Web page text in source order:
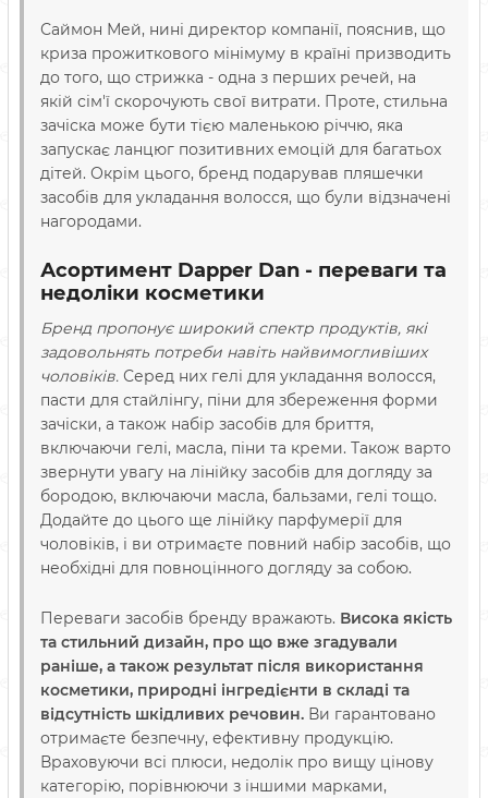
Саймон Мей, нині директор компанії, пояснив, що
криза прожиткового мінімуму в країні призводить
до того, що стрижка - одна з перших речей, на
якій сім'ї скорочують свої витрати. Проте, стильна
зачіска може бути тією маленькою річчю, яка
запускає ланцюг позитивних емоцій для багатьох
дітей. Окрім цього, бренд подарував пляшечки
засобів для укладання волосся, що були відзначені
нагородами.
Асортимент Dapper Dan - переваги та
недоліки косметики
Бренд пропонує широкий спектр продуктів, які
задовольнять потреби навіть найвимогливіших
чоловіків. Серед них гелі для укладання волосся,
пасти для стайлінгу, піни для збереження форми
зачіски, а також набір засобів для бриття,
включаючи гелі, масла, піни та креми. Також варто
звернути увагу на лінійку засобів для догляду за
бородою, включаючи масла, бальзами, гелі тощо.
Додайте до цього ще лінійку парфумерії для
чоловіків, і ви отримаєте повний набір засобів, що
необхідні для повноцінного догляду за собою.
Переваги засобів бренду вражають. Висока якість
та стильний дизайн, про що вже згадували
раніше, а також результат після використання
косметики, природні інгредієнти в складі та
відсутність шкідливих речовин. Ви гарантовано
отримаєте безпечну, ефективну продукцію.
Враховуючи всі плюси, недолік про вищу цінову
категорію, порівнюючи з іншими марками,